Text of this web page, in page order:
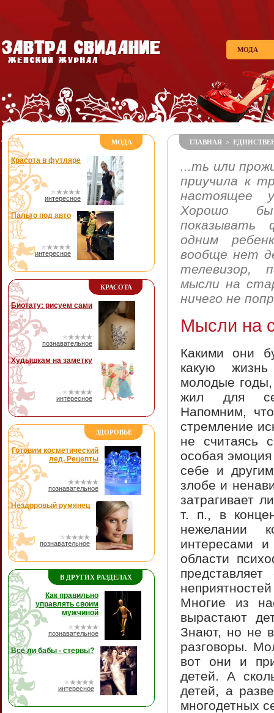
МОДА
МОДА
Красота в футляре
интересное
Пальто под авто
интересное
КРАСОТА
Биотату: рисуем сами
познавательное
Худышкам на заметку
интересное
ЗДОРОВЬЕ
Готовим косметический
лед. Рецепты
познавательное
Нездоровый румянец
познавательное
В ДРУГИХ РАЗДЕЛАХ
Как правильно
управлять своим
мужчиной
познавательное
Все ли бабы - стервы?
интересное
ГЛАВНАЯ >
...ть или
приучила к
настоящее
Хорошо
одним
вообще нет
телевизор,
мысли на
ничего не
Мысли на
Какими они
какую
молодые
жил для
Напомним,
стремление
не считаясь
особая
себе и
злобе и
затрагивает
т. п., в
нежелании
интересами
области
Многие из
вырастают
Знают, но не
разговоры.
вот они и
детей. А
детей, а
многодетных